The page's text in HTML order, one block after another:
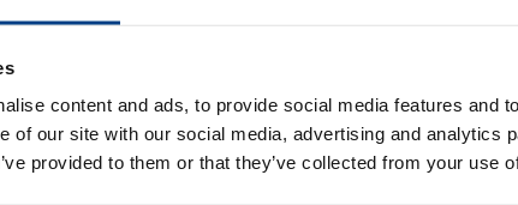
content and ads, to provide social media features and
of our site with our social media, advertising and analytics
provided to them or that they’ve collected from your use
Quintus QIH 286
用于金属 AM